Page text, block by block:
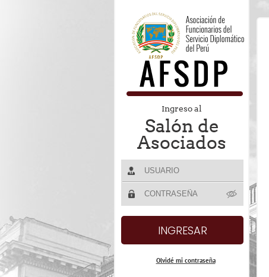
Ingreso al
Salón de
Asociados
Olvidé mi contraseña